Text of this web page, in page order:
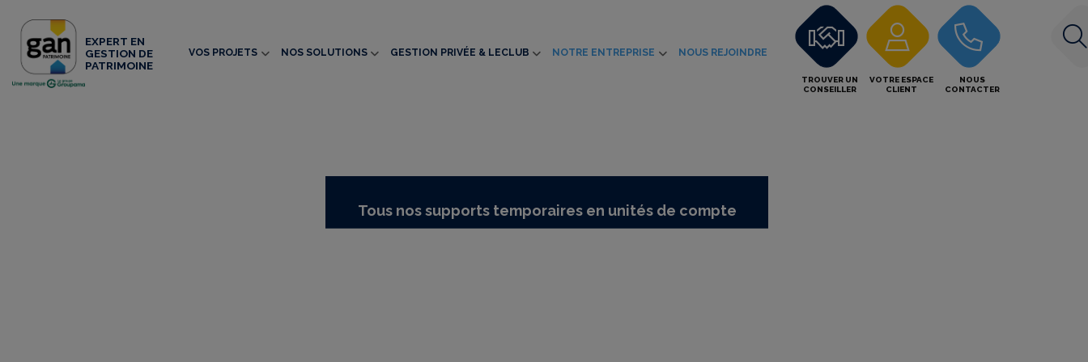
EXPERT EN
GESTION DE
PATRIMOINE
VOS PROJETS NOS SOLUTIONS GESTION PRIVÉE & LECLUB NOTRE ENTREPRISE NOUS REJOINDRE
TROUVER UN
CONSEILLER
VOTRE ESPACE
CLIENT
NOUS
CONTACTER
Tous nos supports temporaires en unités de compte